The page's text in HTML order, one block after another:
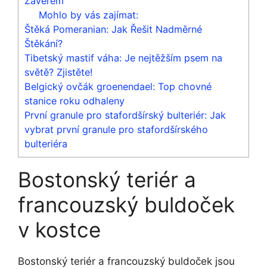
Mohlo by vás zajímat:
Štěká Pomeranian: Jak Řešit Nadměrné
Štěkání?
Tibetský mastif váha: Je nejtěžším psem na
světě? Zjistěte!
Belgický ovčák groenendael: Top chovné
stanice roku odhaleny
První granule pro stafordšírský bulteriér: Jak
vybrat první granule pro stafordšírského
bulteriéra
Bostonský teriér a
francouzský buldoček
v kostce
Bostonský teriér a francouzský buldoček jsou